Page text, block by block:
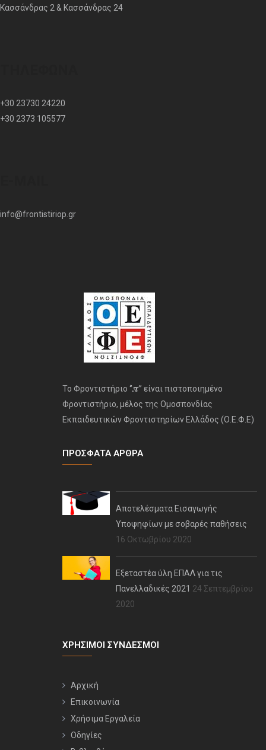
Κασσάνδρας 2 & Κασσάνδρας 24
+30 23730 24220
+30 2373 105577
info@frontistiriop.gr
Το Φροντιστήριο ‘’𝝅’’ είναι πιστοποιημένο
Φροντιστήριο, μέλος της Ομοσπονδίας
Εκπαιδευτικών Φροντιστηρίων Ελλάδος (Ο.Ε.Φ.Ε)
ΠΡΌΣΦΑΤΑ ΆΡΘΡΑ
Αποτελέσματα Εισαγωγής
Υποψηφίων με σοβαρές παθήσεις
16 Οκτωβρίου 2020
Εξεταστέα ύλη ΕΠΑΛ για τις
Πανελλαδικές 2021 24 Σεπτεμβρίου
2020
ΧΡΉΣΙΜΟΙ ΣΎΝΔΕΣΜΟΙ
Αρχική
Επικοινωνία
Χρήσιμα Εργαλεία
Οδηγίες